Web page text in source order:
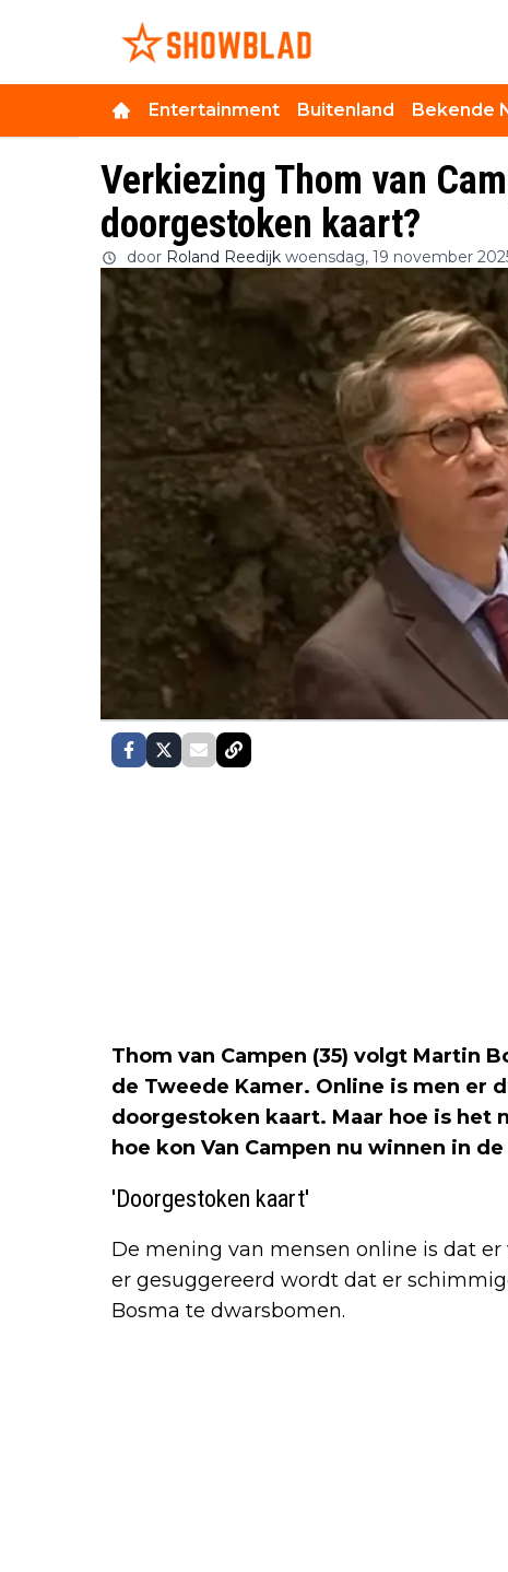
Entertainment Buitenland Bekende
Verkiezing Thom van
doorgestoken kaart?
door Roland Reedijk woensdag, 19 november
Thom van Campen (35) volgt Martin
de Tweede Kamer. Online is men
doorgestoken kaart. Maar hoe is het
hoe kon Van Campen nu winnen in de
'Doorgestoken kaart'
De mening van mensen online is dat
er gesuggereerd wordt dat er
Bosma te dwarsbomen.